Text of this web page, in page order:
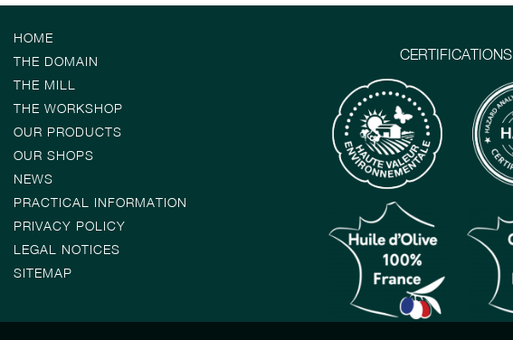
HOME
THE DOMAIN
THE MILL
THE WORKSHOP
OUR PRODUCTS
OUR SHOPS
NEWS
PRACTICAL INFORMATION
PRIVACY POLICY
LEGAL NOTICES
SITEMAP
CERTIFICATIONS